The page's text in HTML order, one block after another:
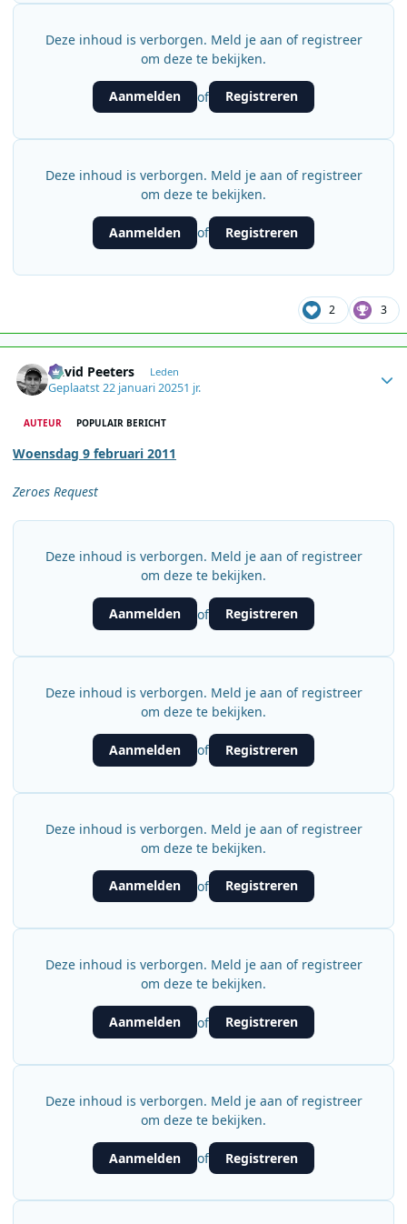
Deze inhoud is verborgen. Meld je aan of registreer
om deze te bekijken.
Aanmelden of Registreren
Deze inhoud is verborgen. Meld je aan of registreer
om deze te bekijken.
Aanmelden of Registreren
2 3
David Peeters Leden
Geplaatst22 januari 20251 jr.
AUTEUR POPULAIR BERICHT
Woensdag 9 februari 2011
Zeroes Request
Deze inhoud is verborgen. Meld je aan of registreer
om deze te bekijken.
Aanmelden of Registreren
Deze inhoud is verborgen. Meld je aan of registreer
om deze te bekijken.
Aanmelden of Registreren
Deze inhoud is verborgen. Meld je aan of registreer
om deze te bekijken.
Aanmelden of Registreren
Deze inhoud is verborgen. Meld je aan of registreer
om deze te bekijken.
Aanmelden of Registreren
Deze inhoud is verborgen. Meld je aan of registreer
om deze te bekijken.
Aanmelden of Registreren